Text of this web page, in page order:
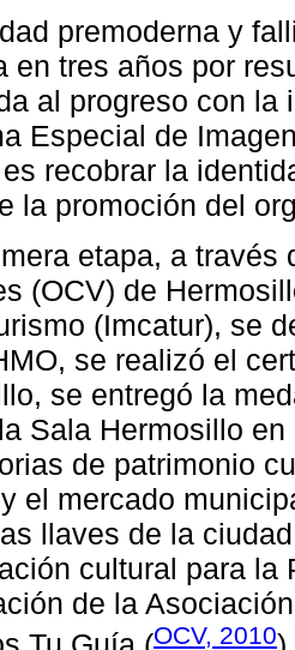
premoderna y
en tres años por
al progreso con la
Especial de
recobrar la
la promoción del
etapa, a
(OCV) de
(Imcatur), se
se realizó el
se entregó la
Sala Hermosillo
de patrimonio
el mercado
llaves de la
cultural para la
de la
OCV, 2010